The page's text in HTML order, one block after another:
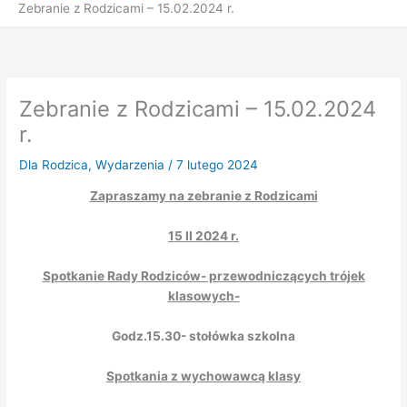
Zebranie z Rodzicami – 15.02.2024 r.
Zebranie z Rodzicami – 15.02.2024
r.
Dla Rodzica,Wydarzenia /7 lutego 2024
Zapraszamy na zebranie z Rodzicami
15 II 2024 r.
Spotkanie Rady Rodziców- przewodniczących trójek
klasowych-
Godz.15.30- stołówka szkolna
Spotkania z wychowawcą klasy